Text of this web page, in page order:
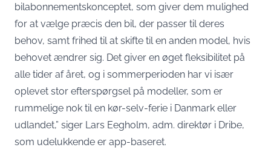
bilabonnementskonceptet, som giver dem mulighed
for at vælge præcis den bil, der passer til deres
behov, samt frihed til at skifte til en anden model, hvis
behovet ændrer sig. Det giver en øget fleksibilitet på
alle tider af året, og i sommerperioden har vi især
oplevet stor efterspørgsel på modeller, som er
rummelige nok til en kør-selv-ferie i Danmark eller
udlandet,” siger Lars Eegholm, adm. direktør i Dribe,
som udelukkende er app-baseret.